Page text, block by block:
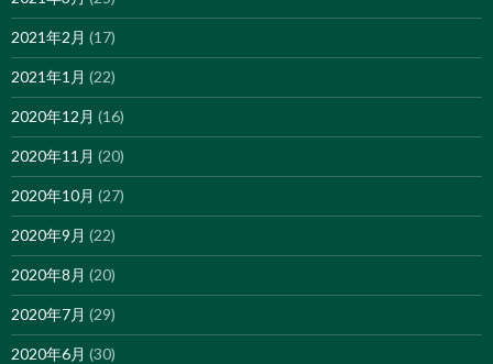
2021年2月 (17)
2021年1月 (22)
2020年12月 (16)
2020年11月 (20)
2020年10月 (27)
2020年9月 (22)
2020年8月 (20)
2020年7月 (29)
2020年6月 (30)